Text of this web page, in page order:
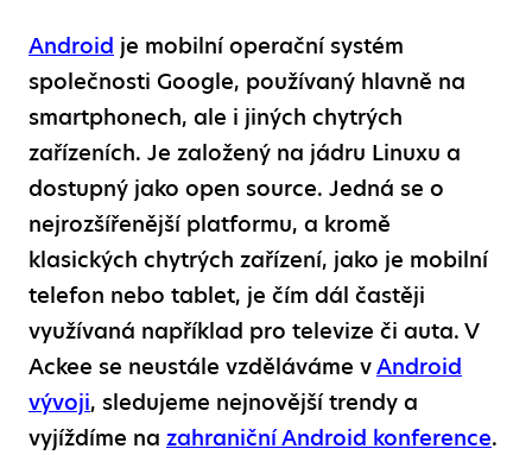
Android je mobilní operační systém
společnosti Google, používaný hlavně na
smartphonech, ale i jiných chytrých
zařízeních. Je založený na jádru Linuxu a
dostupný jako open source. Jedná se o
nejrozšířenější platformu, a kromě
klasických chytrých zařízení, jako je mobilní
telefon nebo tablet, je čím dál častěji
využívaná například pro televize či auta. V
Ackee se neustále vzděláváme vAndroid
vývoji, sledujeme nejnovější trendy a
vyjíždíme na zahraniční Android konference.